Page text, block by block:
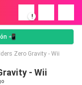
!
📲
Zero Gravity - Wii
- Wii